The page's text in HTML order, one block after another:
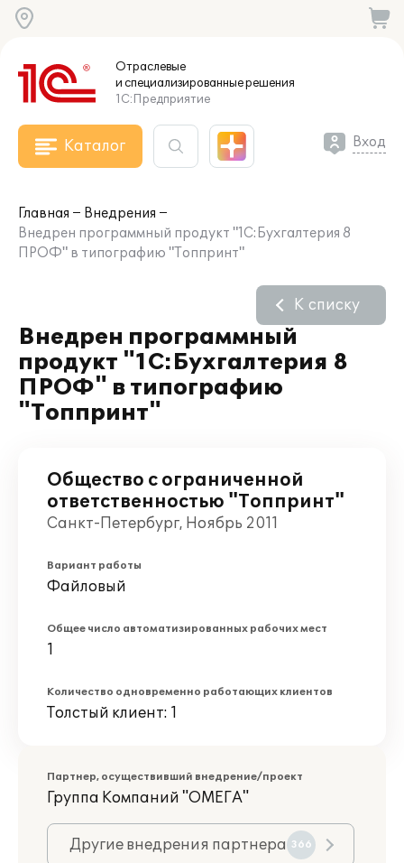
Отраслевые
и специализированныерешения
1С:Предприятие
Каталог Вход
Главная
Внедрения
Внедрен программный продукт "1С:Бухгалтерия 8
ПРОФ" в типографию "Топпринт"
Внедрен программный
продукт "1С:Бухгалтерия 8
ПРОФ" в типографию
"Топпринт"
К списку
Общество с ограниченной
ответственностью "Топпринт"
Санкт-Петербург, Ноябрь 2011
Вариант работы
Файловый
Общее число автоматизированных рабочих мест
1
Количество одновременно работающих клиентов
Толстый клиент: 1
Партнер, осуществивший внедрение/проект
Группа Компаний "ОМЕГА"
Другие внедрения партнера 366